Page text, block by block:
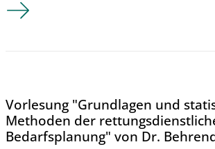
Vorlesung "Grundlagen und
Methoden der
Bedarfsplanung" von Dr.